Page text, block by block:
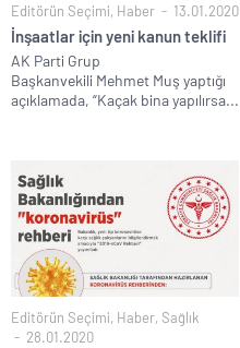
Editörün Seçimi, Haber 13.01.2020
İnşaatlar için yeni kanun teklifi
AK Parti Grup
Başkanvekili Mehmet Muş yaptığı
açıklamada, “Kaçak bina yapılırsa...
Editörün Seçimi, Haber, Sağlık
28.01.2020